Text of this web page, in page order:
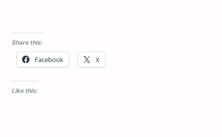
Share this:
Facebook X
Like this: